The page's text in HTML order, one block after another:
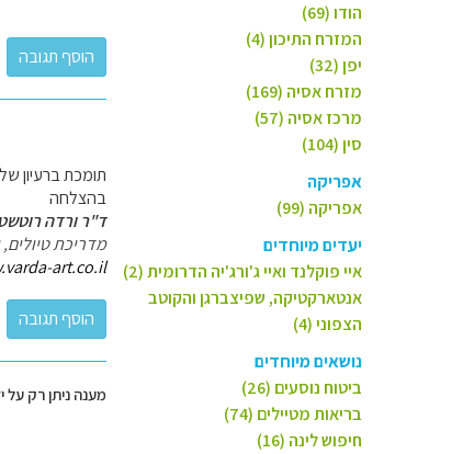
הודו (69)
המזרח התיכון (4)
יפן (32)
מזרח אסיה (169)
מרכז אסיה (57)
סין (104)
אפריקה
אפריקה (99)
יעדים מיוחדים
איי פוקלנד ואיי ג'ורג'יה הדרומית (2)
אנטארקטיקה, שפיצברגן והקוטב
הצפוני (4)
נושאים מיוחדים
ביטוח נוסעים (26)
בריאות מטיילים (74)
חיפוש לינה (16)
תומכת ברעיון
בהצלחה
ד"ר ורדה
מדריכת
art.co.il
מענה ניתן רק על